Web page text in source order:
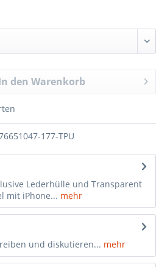
den Warenkorb
177-TPU
Lederhülle und Transparent
mit iPhone... mehr
und diskutieren... mehr